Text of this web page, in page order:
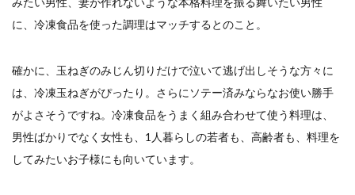
に、冷凍食品を使った調理はマッチするとのこと。
確かに、玉ねぎのみじん切りだけで泣いて逃げ出しそうな方々に
は、冷凍玉ねぎがぴったり。さらにソテー済みならなお使い勝手
がよさそうですね。冷凍食品をうまく組み合わせて使う料理は、
男性ばかりでなく女性も、1人暮らしの若者も、高齢者も、料理を
してみたいお子様にも向いています。